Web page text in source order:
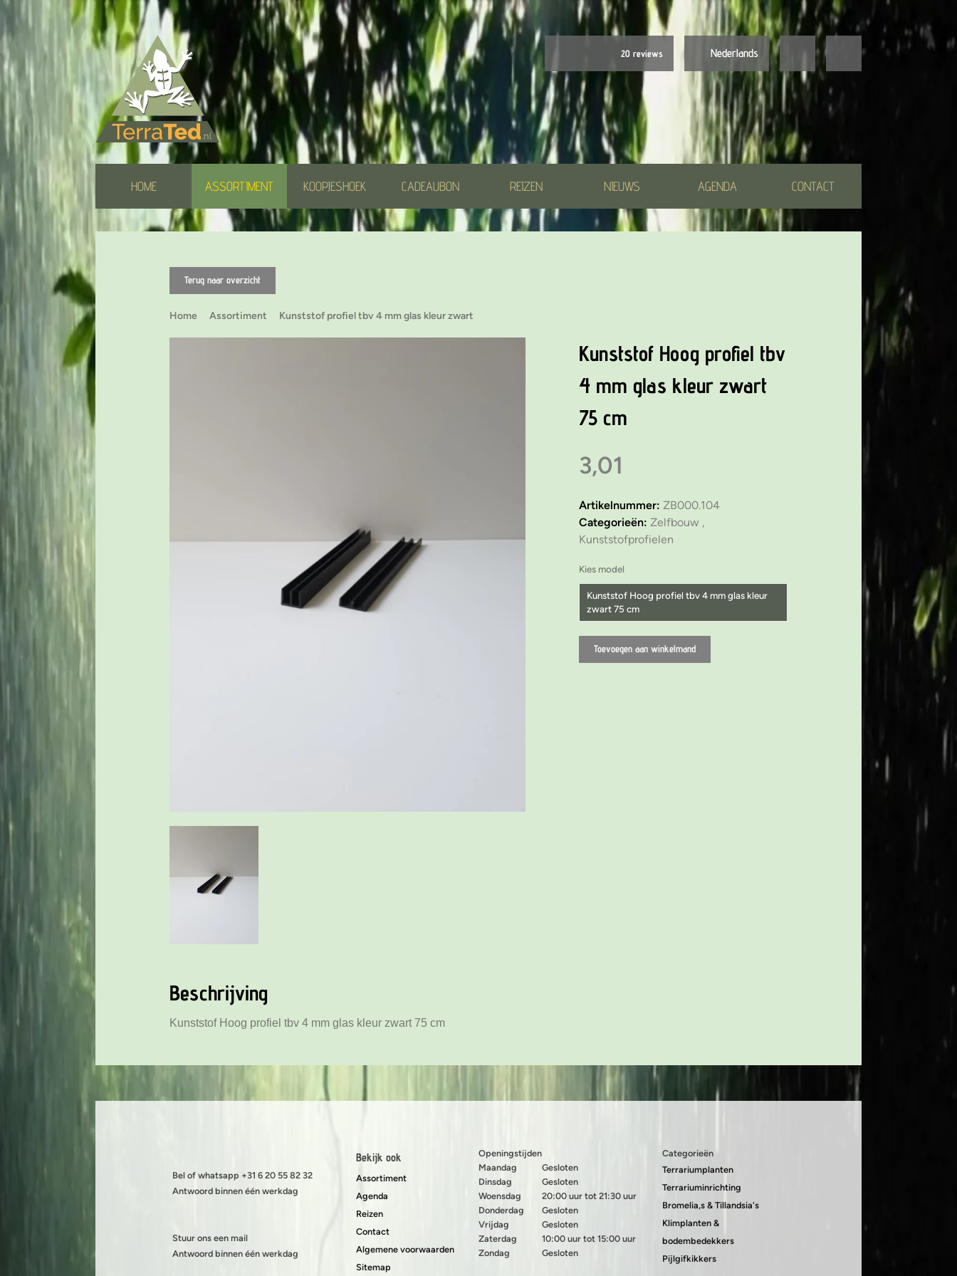
20 reviews Nederlands
Nederlands
English
HOME ASSORTIMENT KOOPJESHOEK CADEAUBON REIZEN NIEUWS AGENDA CONTACT
Terug naar overzicht
Home Assortiment Kunststof profiel tbv 4 mm glas kleur zwart
Kunststof Hoog profiel tbv
4 mm glas kleur zwart
75 cm
3,01
Artikelnummer: ZB000.104
Categorieën: Zelfbouw ,
Kunststofprofielen
Kies model
Kunststof Hoog profiel tbv 4 mm glas kleur
zwart 75 cm
zwart 75 cm
Toevoegen aan winkelmand
Beschrijving
Kunststof Hoog profiel tbv 4 mm glas kleur zwart 75 cm
Bel of whatsapp +31 6 20 55 82 32
Antwoord binnen één werkdag
Stuur ons een mail
Antwoord binnen één werkdag
Bekijk ook
Assortiment
Agenda
Reizen
Contact
Algemene voorwaarden
Sitemap
Openingstijden
Maandag
Dinsdag
Woensdag
Donderdag
Vrijdag
Zaterdag
Zondag
Gesloten
Gesloten
20:00 uur tot 21:30 uur
Gesloten
Gesloten
10:00 uur tot 15:00 uur
Gesloten
Categorieën
Terrariumplanten
Terrariuminrichting
Bromelia,s & Tillandsia's
Klimplanten &
bodembedekkers
Pijlgifkikkers